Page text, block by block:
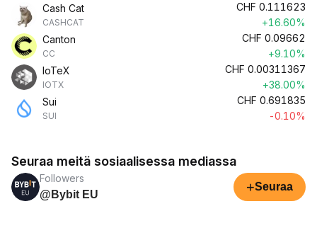
Cash Cat
CASHCAT
CHF 0.111623
+16.60%
Canton
CC
CHF 0.09662
+9.10%
IoTeX
IOTX
CHF 0.00311367
+38.00%
Sui
SUI
CHF 0.691835
-0.10%
Seuraa meitä sosiaalisessa mediassa
Followers
@Bybit EU
+Seuraa